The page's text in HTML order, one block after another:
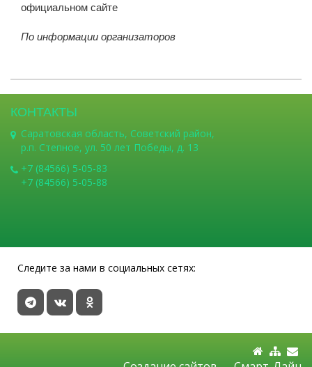
официальном сайте
По информации организаторов
КОНТАКТЫ
Саратовская область, Советский район,
р.п. Степное, ул. 50 лет Победы, д. 13
+7 (84566) 5-05-83
+7 (84566) 5-05-88
Следите за нами в социальных сетях: